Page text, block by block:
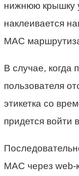
нижнюю крышку
наклеивается
МАС
В случае, когда
пользователя
этикетка со
придется войти
МАС через web-